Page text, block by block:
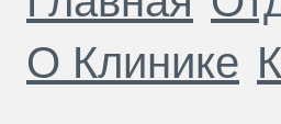
О Клинике